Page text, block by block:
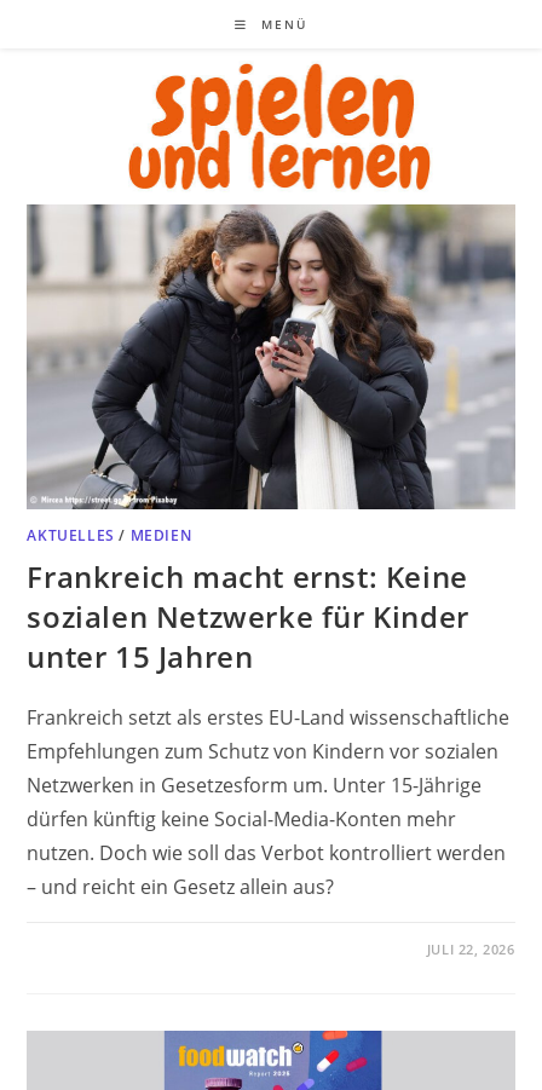
MENÜ
AKTUELLES / MEDIEN
Frankreich macht ernst: Keine
sozialen Netzwerke für Kinder
unter 15 Jahren
Frankreich setzt als erstes EU-Land wissenschaftliche
Empfehlungen zum Schutz von Kindern vor sozialen
Netzwerken in Gesetzesform um. Unter 15-Jährige
dürfen künftig keine Social-Media-Konten mehr
nutzen. Doch wie soll das Verbot kontrolliert werden
– und reicht ein Gesetz allein aus?
JULI 22, 2026